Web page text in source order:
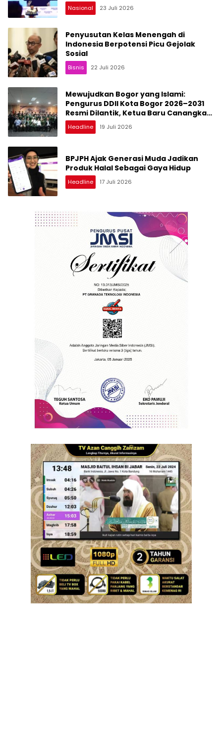
Nasional 23 Juli 2026
Penyusutan Kelas Menengah di
Indonesia Berpotensi Picu Gejolak
Sosial
Bisnis 22 Juli 2026
Mewujudkan Bogor yang Islami:
Pengurus DDII Kota Bogor 2026–2031
Resmi Dilantik, Ketua Baru Canangkan
Kaderisasi dan Kawasan Dakwah
Headline 19 Juli 2026
BPJPH Ajak Generasi Muda Jadikan
Produk Halal Sebagai Gaya Hidup
Headline 17 Juli 2026